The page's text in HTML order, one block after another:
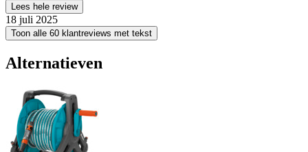
Lees hele review
18 juli 2025
Toon alle 60 klantreviews met tekst
Alternatieven